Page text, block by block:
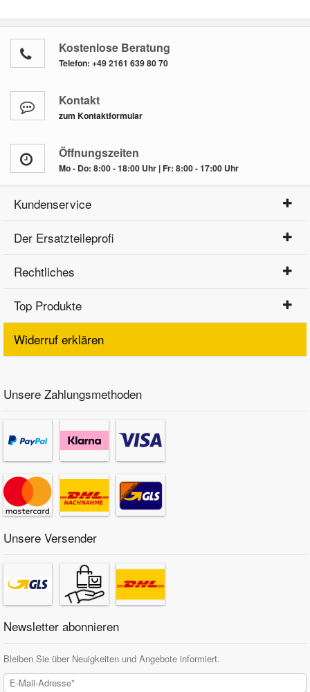
Kostenlose Beratung
Telefon: +49 2161 639 80 70
Kontakt
zum Kontaktformular
Öffnungszeiten
Mo - Do: 8:00 - 18:00 Uhr | Fr: 8:00 - 17:00 Uhr
Kundenservice
Der Ersatzteileprofi
Rechtliches
Top Produkte
Widerruf erklären
Unsere Zahlungsmethoden
Unsere Versender
Newsletter abonnieren
Bleiben Sie über Neuigkeiten und Angebote informiert.